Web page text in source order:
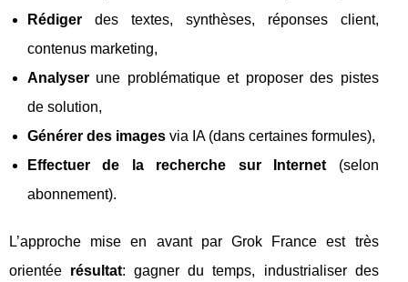
Rédiger des textes, synthèses, réponses client,
contenus marketing,
Analyser une problématique et proposer des pistes
de solution,
Générer des images via IA (dans certaines formules),
Effectuer de la recherche sur Internet (selon
abonnement).
L’approche mise en avant par Grok France est très
orientée résultat: gagner du temps, industrialiser des